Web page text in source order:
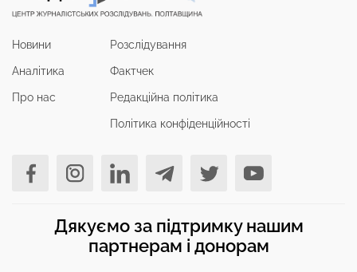
Новини
Аналітика
Про нас
Розслідування
Фактчек
Редакційна політика
Політика конфіденційності
Дякуємо за підтримку нашим
партнерам і донорам